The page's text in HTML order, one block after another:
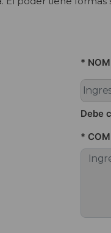
*
Debe
*